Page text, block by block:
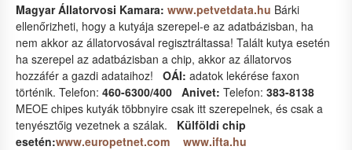
Magyar Állatorvosi Kamara: www.petvetdata.hu Bárki
ellenőrizheti, hogy a kutyája szerepel-e az adatbázisban, ha
nem akkor az állatorvosával regisztráltassa! Talált kutya esetén
ha szerepel az adatbázisban a chip, akkor az állatorvos
hozzáfér a gazdi adataihoz! OÁI: adatok lekérése faxon
történik. Telefon: 460-6300/400 Anivet: Telefon: 383-8138
MEOE chipes kutyák többnyire csak itt szerepelnek, és csak a
tenyésztőig vezetnek a szálak. Külföldi chip
esetén:www.europetnet.com
www.ifta.hu